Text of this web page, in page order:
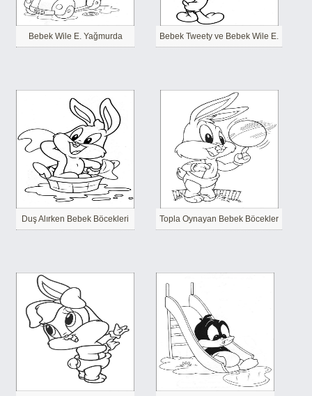
Bebek Wile E. Yağmurda Bebek Tweety ve Bebek Wile E.
Duş Alırken Bebek Böcekleri Topla Oynayan Bebek Böcekler